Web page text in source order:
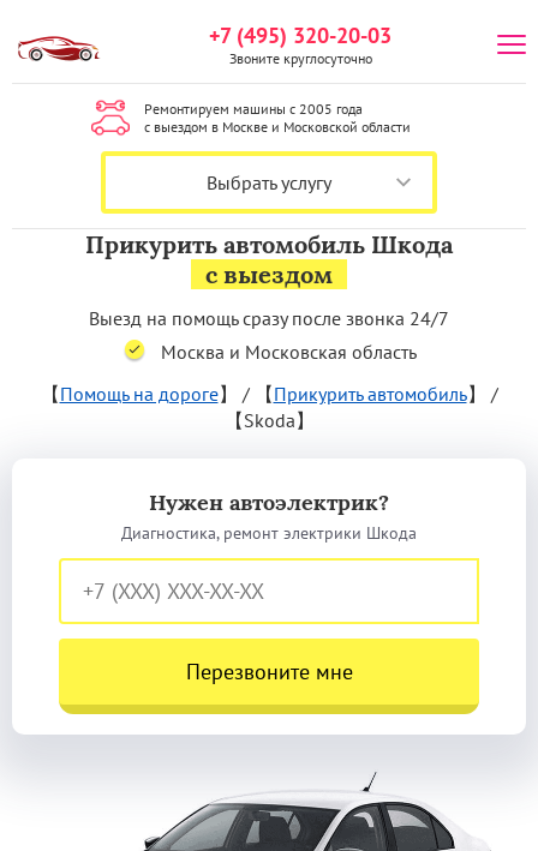
+7 (495) 320-20-03
Звоните круглосуточно
Ремонтируем машины с 2005 года
с выездом в Москве и Московской области
Выбрать услугу
Прикурить автомобиль Шкода
с выездом
Выезд на помощь сразу после звонка 24/7
Москва и Московская область
【Помощь на дороге】 / 【Прикурить автомобиль】
/
【Skoda】
Нужен автоэлектрик?
Диагностика, ремонт электрики Шкода
Перезвоните мне